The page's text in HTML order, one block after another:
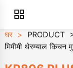
घर > PRODUCT
मिमीमी थेरम्याल किचन